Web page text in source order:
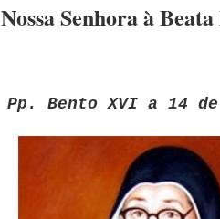
Senhora à
Pp. Bento XVI a 14 de